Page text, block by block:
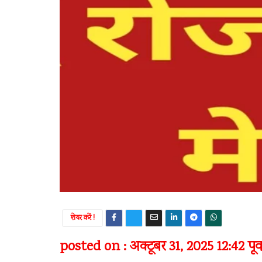
शेयर करें !
posted on : अक्टूबर 31, 2025 12:42